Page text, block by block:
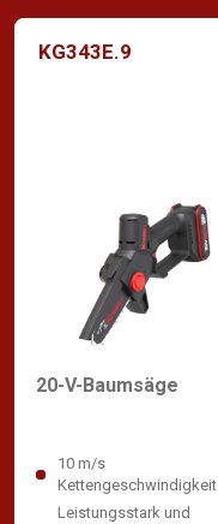
KG343E.9
20-V-Baumsäge
10 m/s
Kettengeschwindigkeit
Leistungsstark und